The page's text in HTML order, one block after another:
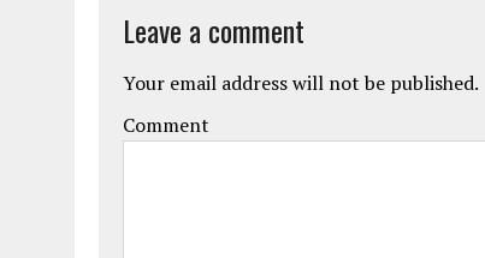
Leave a comment
Your email address will not be published.
Comment